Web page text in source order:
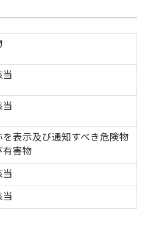
を表示及び通知すべき危険物
有害物